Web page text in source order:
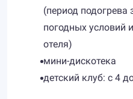
(период подогрева
погодных условий
отеля)
мини-дискотека
детский клуб: с 4